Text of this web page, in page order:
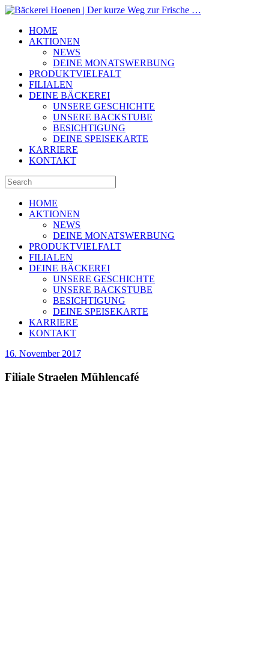
HOME
AKTIONEN
NEWS
DEINE MONATSWERBUNG
PRODUKTVIELFALT
FILIALEN
DEINE BÄCKEREI
UNSERE GESCHICHTE
UNSERE BACKSTUBE
BESICHTIGUNG
DEINE SPEISEKARTE
KARRIERE
KONTAKT
HOME
AKTIONEN
NEWS
DEINE MONATSWERBUNG
PRODUKTVIELFALT
FILIALEN
DEINE BÄCKEREI
UNSERE GESCHICHTE
UNSERE BACKSTUBE
BESICHTIGUNG
DEINE SPEISEKARTE
KARRIERE
KONTAKT
16. November 2017
Filiale Straelen Mühlencafé